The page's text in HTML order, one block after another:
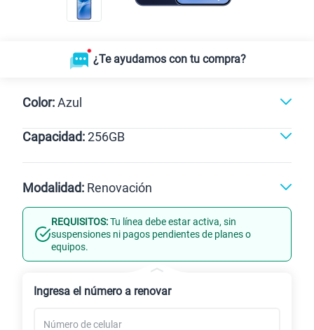
¿Te ayudamos con tu compra?
Color:Azul
Azul
Capacidad:256GB
256GB
Modalidad: Renovación
Línea Nueva Portabilidad
REQUISITOS:Tu línea debe estar activa, sin
suspensiones ni pagos pendientes de planes o
equipos.
Ingresa el número a renovar